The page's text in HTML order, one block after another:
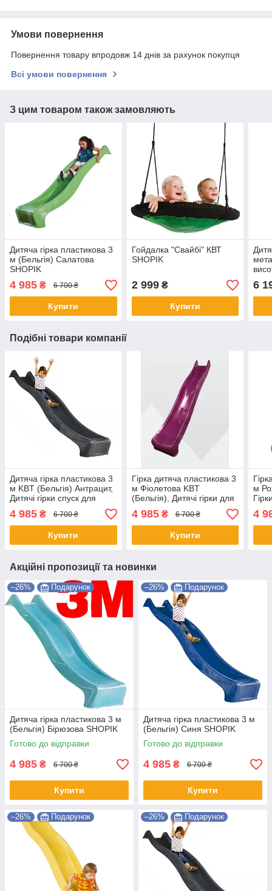
Умови повернення
Повернення товару впродовж 14 днів за рахунок покупця
Всі умови повернення
З цим товаром також замовляють
Дитяча гірка пластикова 3
м (Бельгія) Салатова
SHOPIK
4 985 ₴ 6 700 ₴
Купити
Гойдалка "Свайбі" КВТ
SHOPIK
2 999₴
Купити
6
Подібні товари компанії
Дитяча гірка пластикова 3
м KBT (Бельгія) Антрацит,
Дитячі гірки спуск для
Shopik
4 985 ₴ 6 700 ₴
Купити
Гірка дитяча пластикова 3
м Фіолетова KBT
(Бельгія), Дитячі гірки для
4 985₴ 6 700 ₴
Купити
м
4
Акційні пропозиції та новинки
–26% Подарунок
Дитяча гірка пластикова 3 м
(Бельгія) Бірюзова SHOPIK
Готово до відправки
4 985 ₴ 6 700 ₴
Купити
–26% Подарунок
Дитяча гірка пластикова 3 м
(Бельгія) Синя SHOPIK
Готово до відправки
4 985 ₴ 6 700 ₴
Купити
–26% Подарунок –26% Подарунок